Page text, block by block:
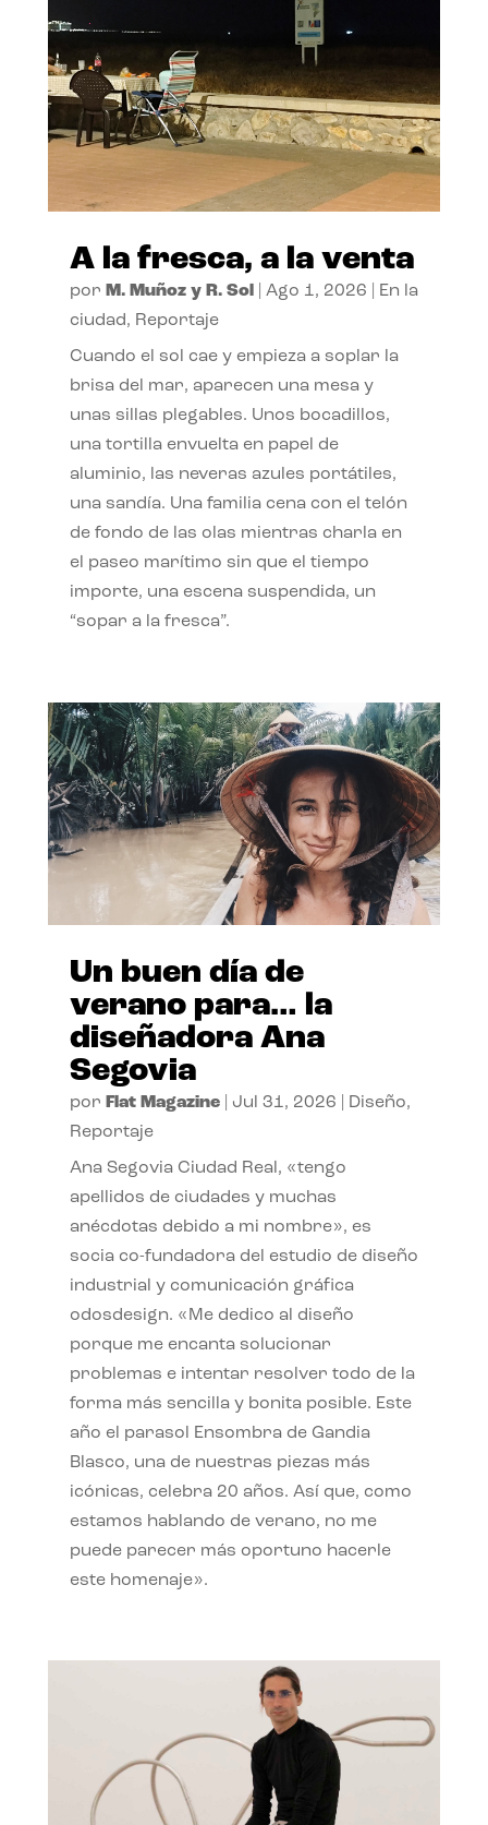
A la fresca, a la venta
por M. Muñoz y R. Sol| Ago 1, 2026
En la
ciudad, Reportaje
Cuando el sol cae y empieza a soplar la
brisa del mar, aparecen una mesa y
unas sillas plegables. Unos bocadillos,
una tortilla envuelta en papel de
aluminio, las neveras azules portátiles,
una sandía. Una familia cena con el telón
de fondo de las olas mientras charla en
el paseo marítimo sin que el tiempo
importe, una escena suspendida, un
“sopar a la fresca”.
Un buen día de
verano para… la
diseñadora Ana
Segovia
por Flat Magazine| Jul 31, 2026 Diseño,
Reportaje
Ana Segovia Ciudad Real, «tengo
apellidos de ciudades y muchas
anécdotas debido a mi nombre», es
socia co-fundadora del estudio de diseño
industrial y comunicación gráfica
odosdesign. «Me dedico al diseño
porque me encanta solucionar
problemas e intentar resolver todo de la
forma más sencilla y bonita posible. Este
año el parasol Ensombra de Gandia
Blasco, una de nuestras piezas más
icónicas, celebra 20 años. Así que, como
estamos hablando de verano, no me
puede parecer más oportuno hacerle
este homenaje».